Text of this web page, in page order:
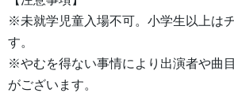
※未就学児童入場不可。小学生以上は
す。
※やむを得ない事情により出演者や曲
がございます。